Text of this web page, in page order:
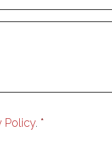
Policy. *